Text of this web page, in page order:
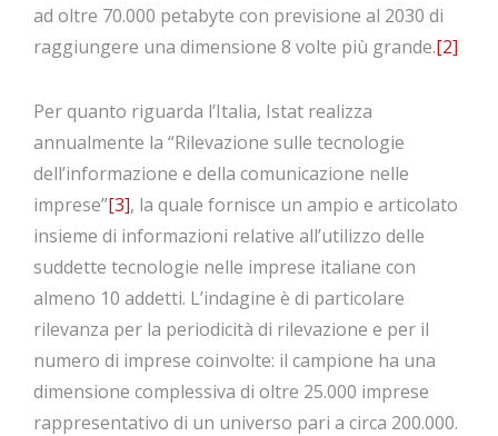
ad oltre 70.000 petabyte con previsione al 2030 di
raggiungere una dimensione 8 volte più grande.[2]
Per quanto riguarda l’Italia, Istat realizza
annualmente la “Rilevazione sulle tecnologie
dell’informazione e della comunicazione nelle
imprese”[3], la quale fornisce un ampio e articolato
insieme di informazioni relative all’utilizzo delle
suddette tecnologie nelle imprese italiane con
almeno 10 addetti. L’indagine è di particolare
rilevanza per la periodicità di rilevazione e per il
numero di imprese coinvolte: il campione ha una
dimensione complessiva di oltre 25.000 imprese
rappresentativo di un universo pari a circa 200.000.